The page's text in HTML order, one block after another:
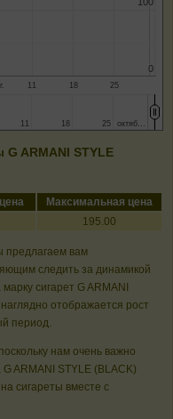
11 18 25
0
0
100
100
октяб…
октяб…
11
11 18
18 25
25
ARMANI STYLE
Максимальная цена
195.00
предлагаем вам
следить за динамикой
сигарет G ARMANI
отображается рост
период.
нам очень важно
ARMANI STYLE (BLACK)
сигареты вместе с